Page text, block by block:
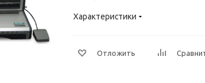
Характеристики
Отложить